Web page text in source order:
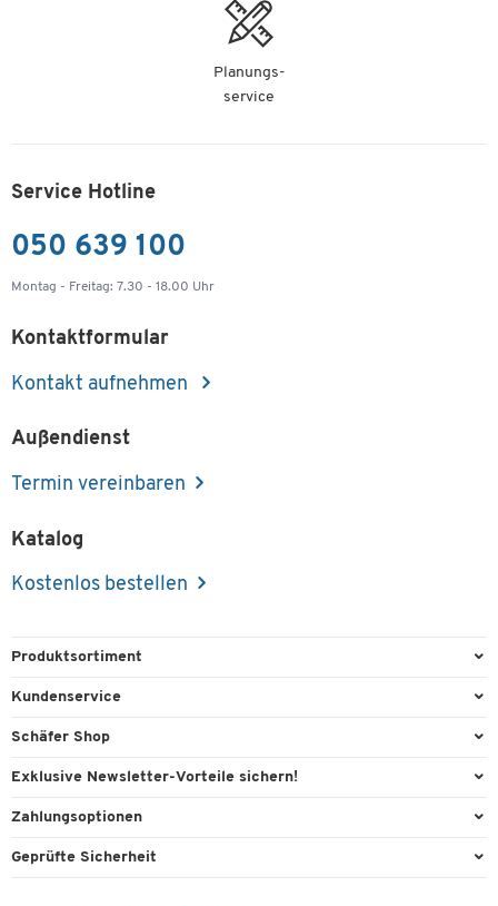
Planungs-
service
Service Hotline
050 639 100
Montag - Freitag: 7.30 - 18.00 Uhr
Kontaktformular
Kontakt aufnehmen
Außendienst
Termin vereinbaren
Katalog
Kostenlos bestellen
Produktsortiment
Büroausstattung
Reinigung & Hygiene
Technik
Kundenservice
Direktbestellung
Recycling
Lieferinformationen
Schäfer Shop
Services & Leistungen
Workplace Solutions
Exklusive Newsletter-Vorteile sichern!
Willkommensgeschenk
Zahlungsoptionen
Paypal
Geprüfte Sicherheit